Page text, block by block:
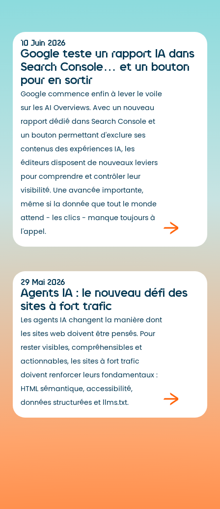
10 Juin 2026
Google teste un rapport IA dans
Search Console… et un bouton
pour en sortir
Google commence enfin à lever le voile
sur les AI Overviews. Avec un nouveau
rapport dédié dans Search Console et
un bouton permettant d'exclure ses
contenus des expériences IA, les
éditeurs disposent de nouveaux leviers
pour comprendre et contrôler leur
visibilité. Une avancée importante,
même si la donnée que tout le monde
attend - les clics - manque toujours à
l'appel.
29 Mai 2026
Agents IA : le nouveau défi des
sites à fort trafic
Les agents IA changent la manière dont
les sites web doivent être pensés. Pour
rester visibles, compréhensibles et
actionnables, les sites à fort trafic
doivent renforcer leurs fondamentaux :
HTML sémantique, accessibilité,
données structurées et llms.txt.